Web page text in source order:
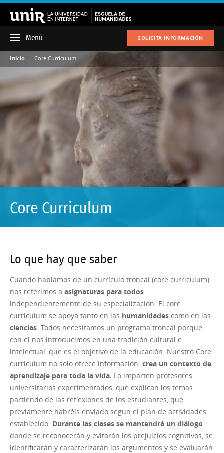
Menú SOLICITA INFORMACIÓN
Inicio Core Curriculum
Core Curriculum
Lo que hay que saber
Cuando hablamos de un currículo troncal (core curriculum)
nos referimos a asignaturas para todos
independientemente de su especialización. El core
curriculum se apoya tanto en las humanidades como en las
ciencias. Todos necesitamos un programa troncal porque
con él nos introducimos en una tradición cultural e
intelectual, que es el objetivo de la educación. Nuestro Core
curriculum no solo ofrece información: crea un contexto de
aprendizaje para toda la vida. Lo imparten profesores
universitarios experimentados, que explican los temas
partiendo de las reflexiones de los estudiantes, que
previamente habréis enviado según el plan de actividades
establecido. Durante las clases se mantendrá un diálogo
donde se reconocerán y evitarán los prejuicios cognitivos, se
identificarán y caracterizarán los argumentos y se evaluarán